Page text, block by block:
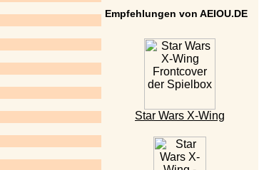
Empfehlungen von AEIOU.DE
Star Wars X-Wing